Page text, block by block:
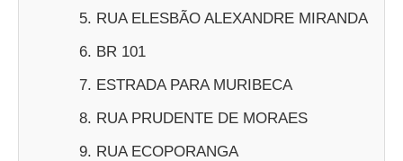
RUA ELESBÃO ALEXANDRE MIRANDA
BR 101
ESTRADA PARA MURIBECA
RUA PRUDENTE DE MORAES
RUA ECOPORANGA